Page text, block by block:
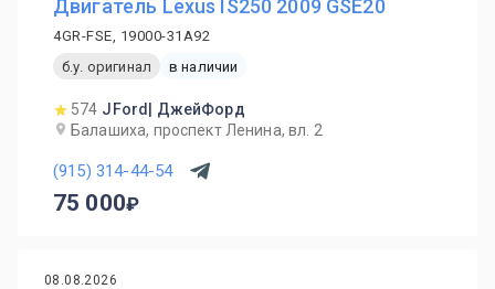
Двигатель Lexus IS250 2009 GSE20
4GR-FSE, 19000-31A92
б.у. оригинал
в наличии
574 JFord| ДжейФорд
Балашиха, проспект Ленина, вл. 2
(915) 314-44-54
75 000
08.08.2026